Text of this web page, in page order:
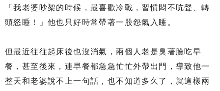
「我老婆吵架的時候，最喜歡冷戰，習慣悶不吭聲、轉
頭怒睡！」他也只好時常帶著一股怨氣入睡。
但最近往往起床後也沒消氣，兩個人老是臭著臉吃早
餐，甚至後來，連早餐都急急忙忙外帶出門，導致他一
整天和老婆說不上一句話，也不知道多久了，就這樣兩